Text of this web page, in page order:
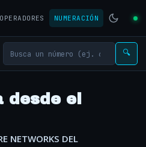
OPERADORES NUMERACIÓN
🔍
desde el
NETWORKS DEL